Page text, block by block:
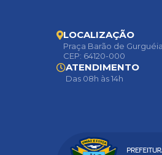
LOCALIZAÇÃO
Praça Barão de
CEP: 64120-000
ATENDIMENTO
Das 08h às 14h